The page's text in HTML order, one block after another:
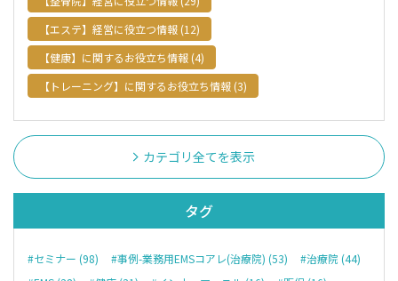
【エステ】経営に役立つ情報 (12)
【健康】に関するお役立ち情報 (4)
【トレーニング】に関するお役立ち情報 (3)
カテゴリ全てを表示
タグ
#セミナー (98) #事例-業務用EMSコアレ(治療院) (53)
#治療院 (44)